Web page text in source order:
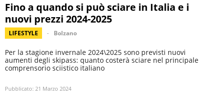
Fino a quando si può sciare in Italia e i
nuovi prezzi 2024-2025
LIFESTYLE Bolzano
Per la stagione invernale 2024\2025 sono previsti nuovi
aumenti degli skipass: quanto costerà sciare nel principale
comprensorio sciistico italiano
Pubblicato: 21 Marzo 2024